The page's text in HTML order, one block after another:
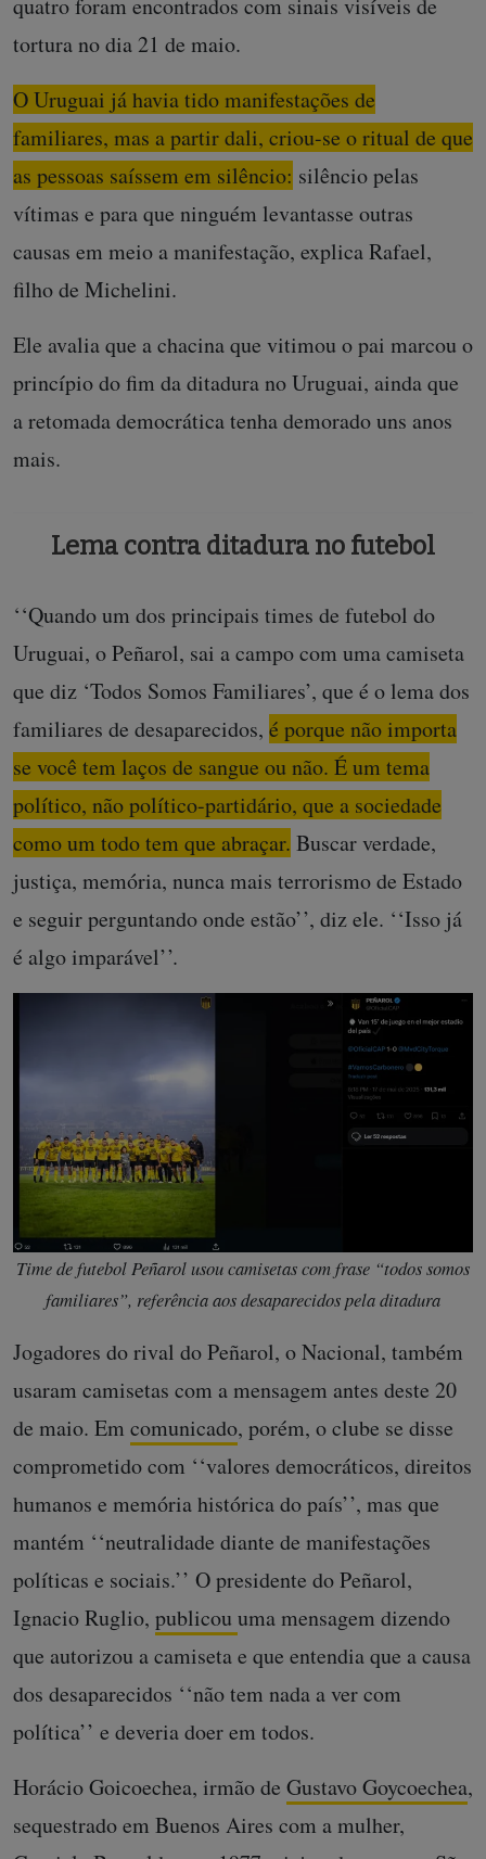
quatro foram encontrados com sinais visíveis de
tortura no dia 21 de maio.
O Uruguai já havia tido manifestações de
familiares, mas a partir dali, criou-se o ritual de que
as pessoas saíssem em silêncio: silêncio pelas
vítimas e para que ninguém levantasse outras
causas em meio a manifestação, explica Rafael,
filho de Michelini.
Ele avalia que a chacina que vitimou o pai marcou o
princípio do fim da ditadura no Uruguai, ainda que
a retomada democrática tenha demorado uns anos
mais.
Lema contra ditadura no futebol
‘‘Quando um dos principais times de futebol do
Uruguai, o Peñarol, sai a campo com uma camiseta
que diz ‘Todos Somos Familiares’, que é o lema dos
familiares de desaparecidos, é porque não importa
se você tem laços de sangue ou não. É um tema
político, não político-partidário, que a sociedade
como um todo tem que abraçar. Buscar verdade,
justiça, memória, nunca mais terrorismo de Estado
e seguir perguntando onde estão’’, diz ele. ‘‘Isso já
é algo imparável’’.
Time de futebol Peñarol usou camisetas com frase “todos somos
familiares”, referência aos desaparecidos pela ditadura
Jogadores do rival do Peñarol, o Nacional, também
usaram camisetas com a mensagem antes deste 20
de maio. Em comunicado, porém, o clube se disse
comprometido com ‘‘valores democráticos, direitos
humanos e memória histórica do país’’, mas que
mantém ‘‘neutralidade diante de manifestações
políticas e sociais.’’ O presidente do Peñarol,
Ignacio Ruglio, publicou uma mensagem dizendo
que autorizou a camiseta e que entendia que a causa
dos desaparecidos ‘‘não tem nada a ver com
política’’ e deveria doer em todos.
Horácio Goicoechea, irmão de Gustavo Goycoechea,
sequestrado em Buenos Aires com a mulher,